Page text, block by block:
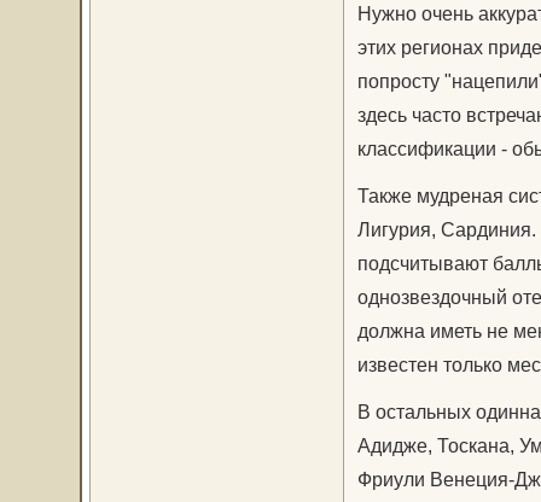
Нужно очень
этих регионах
попросту
здесь часто
классификации -
Также мудреная
Лигурия, Сардиния.
подсчитывают
однозвездочный
должна иметь не
известен только
В остальных
Адидже, Тоскана,
Фриули Венеция-